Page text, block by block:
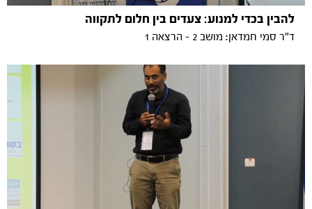
להבין בכדי למנוע: צעדים בין חלום לתקווה
ד"ר סמי חמדאן: מושב 2 - הרצאה 1